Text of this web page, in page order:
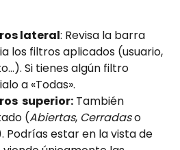
lateral: Revisa la barra
los filtros aplicados (usuario,
Si tienes algún filtro
a «Todas».
superior: También
(Abiertas, Cerradas o
Podrías estar en la vista de